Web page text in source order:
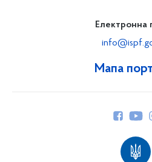
Мапа
Електронна